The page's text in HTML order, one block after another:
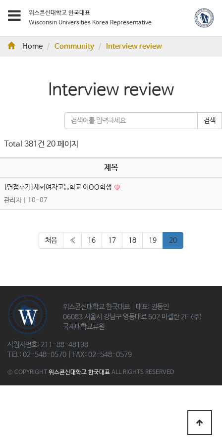
위스콘신대학교 한국대표
Wisconsin Universities Korea Representative
Home Community Interview review
Interview review
검색
Total 381건 20 페이지
제목
[면접후기]세화여자고등학교 이OO학생
관리자 | 10-07
처음 « 16 17 18 19 20
위스콘신대학교 한국대표│대표: 권동인
06083 서울시 강남구 영동대로 602 미켈란 2F (주)
국제대학교류원
사업자번호: 211-88-48198
TEL: 02-548-0570 | FAX: 02-548-0579
© COPYRIGHT위스콘신대학교 한국대표 ALL RIGHTS RESERVED